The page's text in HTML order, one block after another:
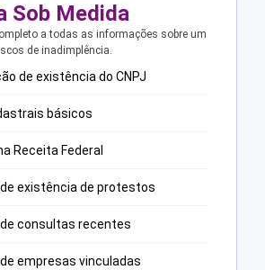
Sob Medida
a todas as informações sobre um
de inadimplência.
de existência do CNPJ
básicos
Receita Federal
de existência de protestos
de consultas recentes
empresas vinculadas